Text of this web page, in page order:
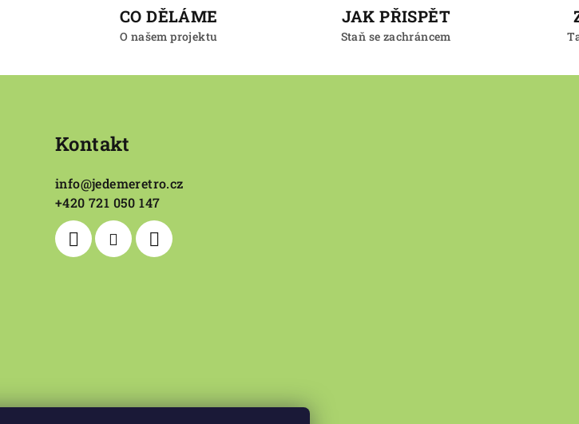
CO DĚLÁME
O našem projektu
JAK PŘISPĚT
Staň se zachráncem
Kontakt
info@jedemeretro.cz
+420 721 050 147